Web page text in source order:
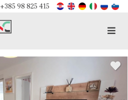
+385 98 825 415